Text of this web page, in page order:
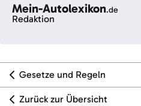
Mein-Autolexikon.de
Redaktion
Gesetze und Regeln
Zurück zur Übersicht